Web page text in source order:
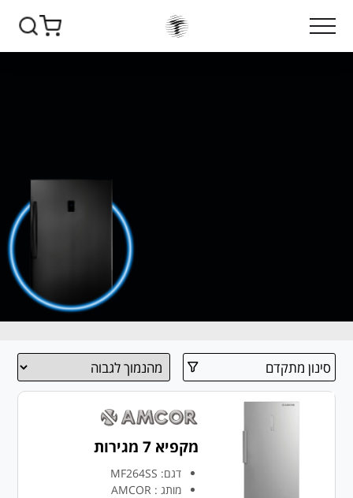
סינון מתקדם
מקפיא 7 מגירות
דגם: MF264SS
מותג :
AMCOR